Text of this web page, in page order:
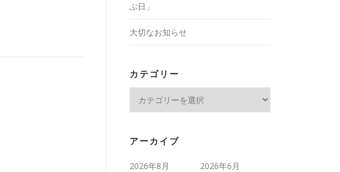
ぶ日」
大切なお知らせ
カテゴリー
ー
アーカイブ
2026年8月
2026年6月